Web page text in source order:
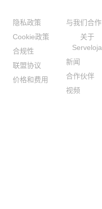
隐私政策
Cookie政策
合规性
联盟协议
价格和费用
与我们合作
关于
Serveloja
新闻
合作伙伴
视频